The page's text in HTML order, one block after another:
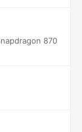
870